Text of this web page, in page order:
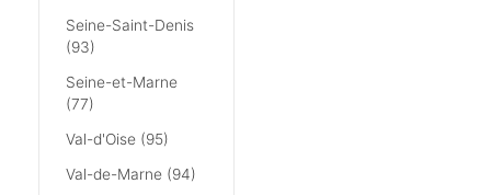
Seine-Saint-Denis
(93)
Seine-et-Marne
(77)
Val-d'Oise (95)
Val-de-Marne (94)